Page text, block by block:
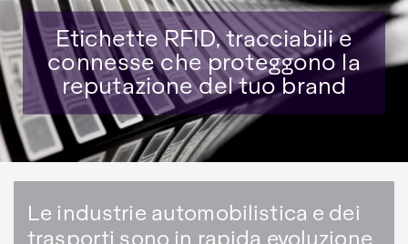
Etichette RFID, tracciabili e
connesse che proteggono la
reputazione del tuo brand
Le industrie automobilistica e dei
trasporti sono in rapida evoluzione